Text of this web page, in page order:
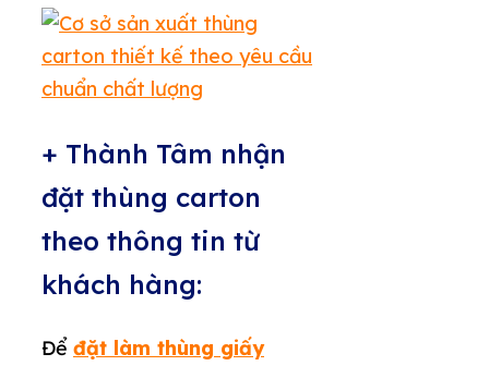
+ Thành Tâm nhận
đặt thùng carton
theo thông tin từ
khách hàng:
Để đặt làm thùng giấy